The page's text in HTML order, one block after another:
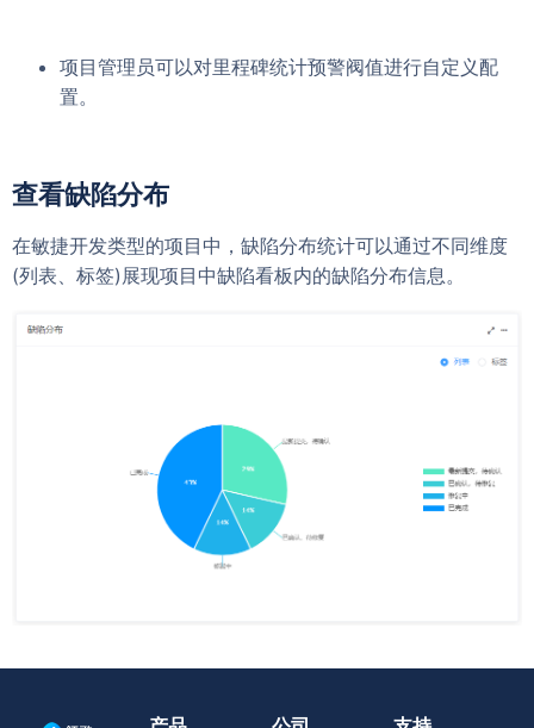
项目管理员可以对里程碑统计预警阀值进行自定义配
置。
查看缺陷分布
在敏捷开发类型的项目中，缺陷分布统计可以通过不同维度
(列表、标签)展现项目中缺陷看板内的缺陷分布信息。